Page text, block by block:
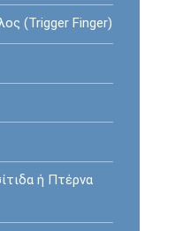
(Trigger Finger)
ή Πτέρνα